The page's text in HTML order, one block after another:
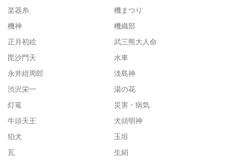
楽器糸
機まつり
機神
機織部
正月初絵
武三熊大人命
毘沙門天
水車
永井紺周郎
淡島神
渋沢栄一
湯の花
灯篭
災害・病気
牛頭天王
犬頭明神
狛犬
玉垣
瓦
生絹